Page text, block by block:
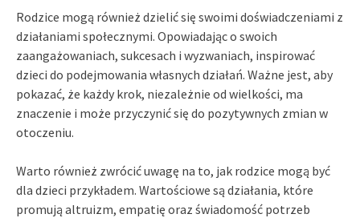
Rodzice mogą również dzielić się swoimi doświadczeniami z
działaniami społecznymi. Opowiadając o swoich
zaangażowaniach, sukcesach i wyzwaniach, inspirować
dzieci do podejmowania własnych działań. Ważne jest, aby
pokazać, że każdy krok, niezależnie od wielkości, ma
znaczenie i może przyczynić się do pozytywnych zmian w
otoczeniu.
Warto również zwrócić uwagę na to, jak rodzice mogą być
dla dzieci przykładem. Wartościowe są działania, które
promują altruizm, empatię oraz świadomość potrzeb